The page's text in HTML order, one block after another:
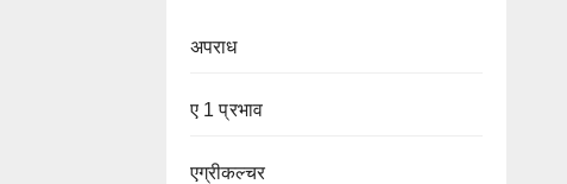
अपराध
ए 1 प्रभाव
एग्रीकल्चर